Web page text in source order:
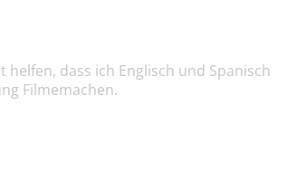
dass ich Englisch und Spanisch
Filmemachen.